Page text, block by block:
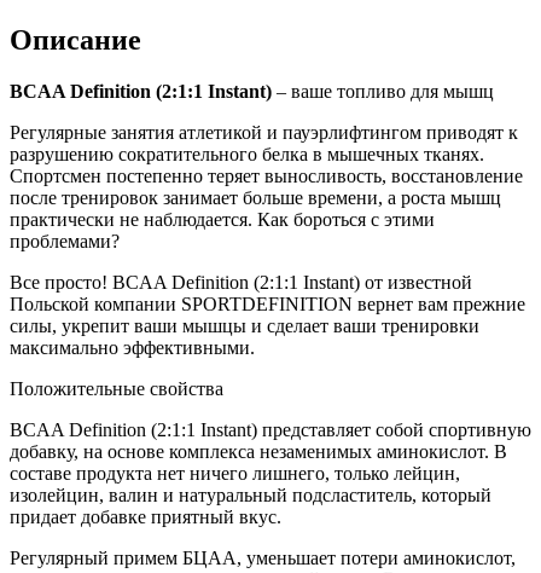
Описание
BCAA Definition (2:1:1 Instant) – ваше топливо для мышц
Регулярные занятия атлетикой и пауэрлифтингом приводят к
разрушению сократительного белка в мышечных тканях.
Спортсмен постепенно теряет выносливость, восстановление
после тренировок занимает больше времени, а роста мышц
практически не наблюдается. Как бороться с этими
проблемами?
Все просто! BCAA Definition (2:1:1 Instant) от известной
Польской компании SPORTDEFINITION вернет вам прежние
силы, укрепит ваши мышцы и сделает ваши тренировки
максимально эффективными.
Положительные свойства
BCAA Definition (2:1:1 Instant) представляет собой спортивную
добавку, на основе комплекса незаменимых аминокислот. В
составе продукта нет ничего лишнего, только лейцин,
изолейцин, валин и натуральный подсластитель, который
придает добавке приятный вкус.
Регулярный примем БЦАА, уменьшает потери аминокислот,